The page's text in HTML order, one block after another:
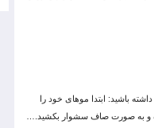
باشید: ابتدا موهای خود را
و به صورت صاف سشوار بکشید.…